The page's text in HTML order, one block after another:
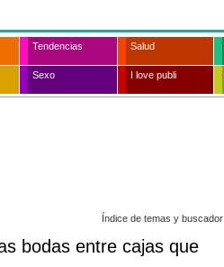
Tendencias Salud
Sexo I love publi
Índice de temas y buscador
bodas entre cajas que